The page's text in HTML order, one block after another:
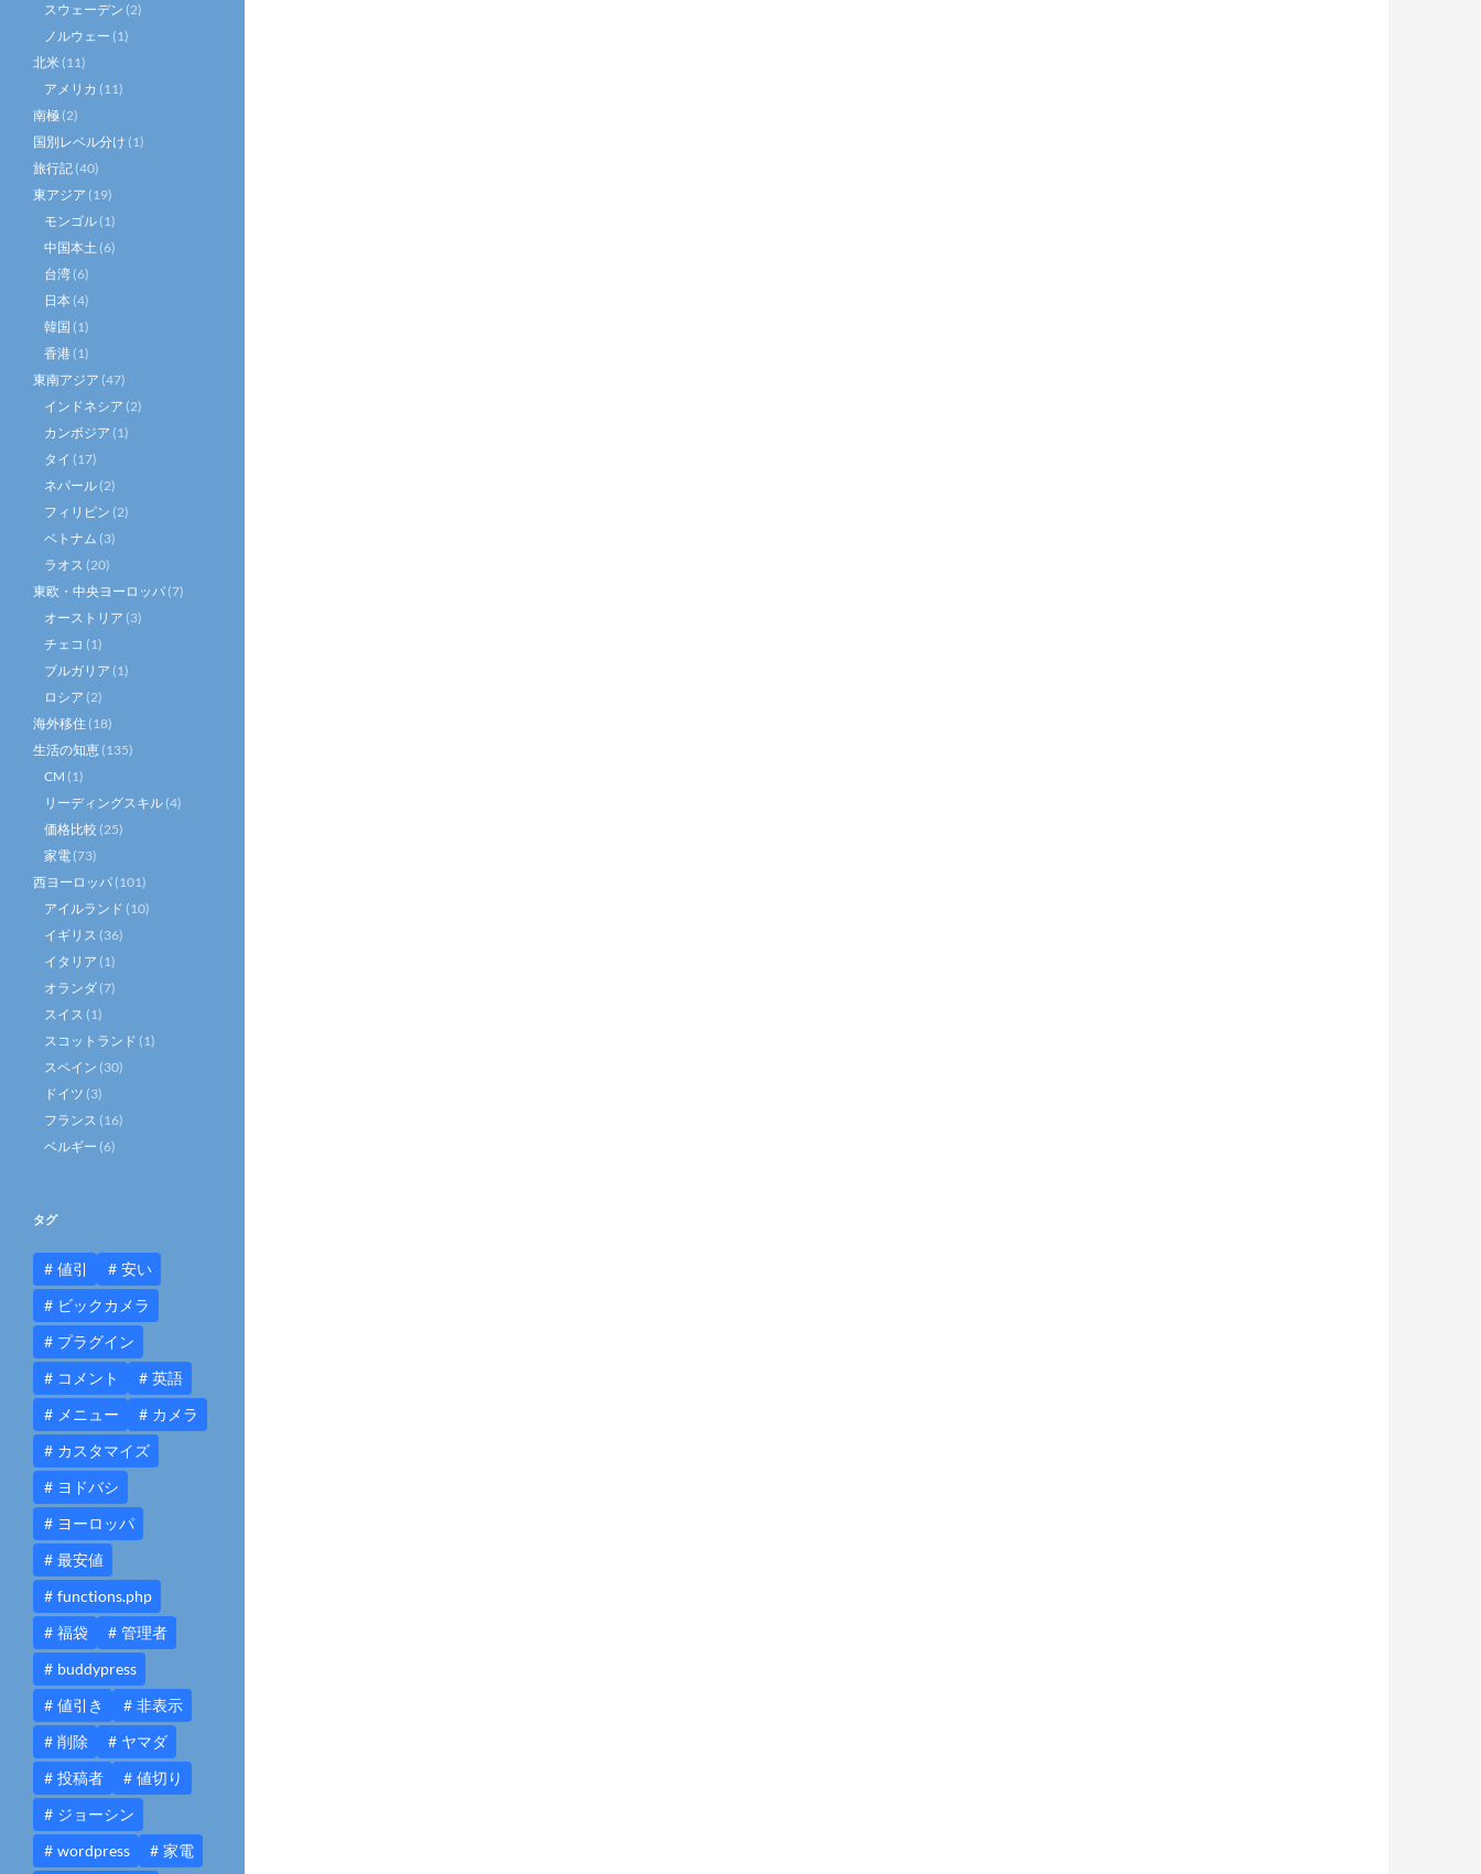
スウェーデン (2)
ノルウェー (1)
北米 (11)
アメリカ (11)
南極 (2)
国別レベル分け (1)
旅行記 (40)
東アジア (19)
モンゴル (1)
中国本土 (6)
台湾 (6)
日本 (4)
韓国 (1)
香港 (1)
東南アジア (47)
インドネシア (2)
カンボジア (1)
タイ (17)
ネパール (2)
フィリピン (2)
ベトナム (3)
ラオス (20)
東欧・中央ヨーロッパ (7)
オーストリア (3)
チェコ (1)
ブルガリア (1)
ロシア (2)
海外移住 (18)
生活の知恵 (135)
CM (1)
リーディングスキル (4)
価格比較 (25)
家電 (73)
西ヨーロッパ (101)
アイルランド (10)
イギリス (36)
イタリア (1)
オランダ (7)
スイス (1)
スコットランド (1)
スペイン (30)
ドイツ (3)
フランス (16)
ベルギー (6)
タグ
値引
安い
ビックカメラ
プラグイン
コメント
英語
メニュー
カメラ
カスタマイズ
ヨドバシ
ヨーロッパ
最安値
functions.php
福袋
管理者
buddypress
値引き
非表示
削除
ヤマダ
投稿者
値切り
ジョーシン
wordpress
家電